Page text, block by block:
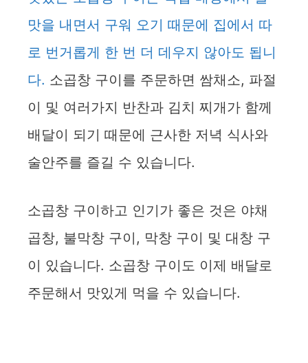
맛을 내면서 구워 오기 때문에 집에서 따
로 번거롭게 한 번 더 데우지 않아도 됩니
다. 소곱창 구이를 주문하면 쌈채소, 파절
이 및 여러가지 반찬과 김치 찌개가 함께
배달이 되기 때문에 근사한 저녁 식사와
술안주를 즐길 수 있습니다.
소곱창 구이하고 인기가 좋은 것은 야채
곱창, 불막창 구이, 막창 구이 및 대창 구
이 있습니다. 소곱창 구이도 이제 배달로
주문해서 맛있게 먹을 수 있습니다.